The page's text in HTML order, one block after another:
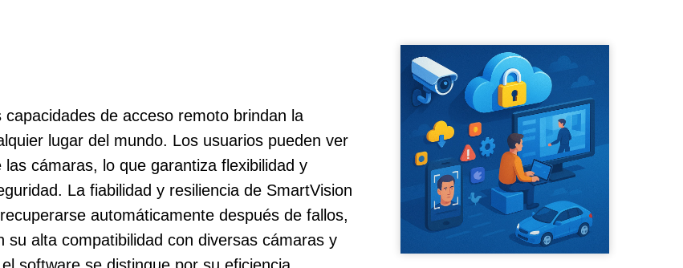
de acceso remoto brindan la
lugar del mundo. Los usuarios pueden ver
cámaras, lo que garantiza flexibilidad y
La fiabilidad y resiliencia de SmartVision
automáticamente después de fallos,
alta compatibilidad con diversas cámaras y